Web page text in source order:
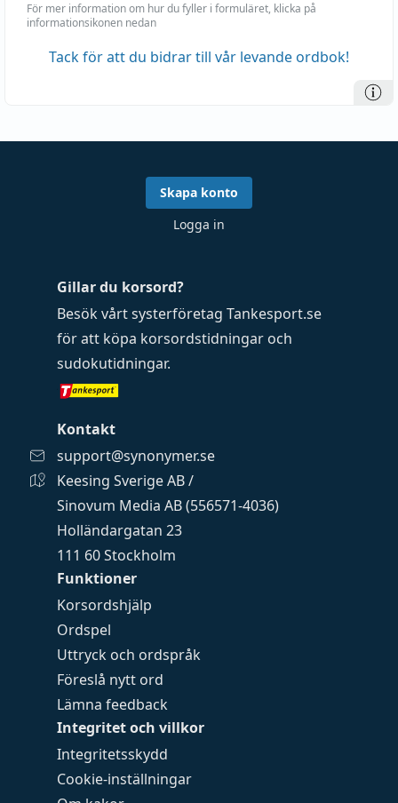
För mer information om hur du fyller i formuläret, klicka på
informationsikonen nedan
Tack för att du bidrar till vår levande ordbok!
Funktioner
Korsordshjälp
Ordspel
Uttryck och ordspråk
Föreslå nytt ord
Lämna feedback
Integritet och villkor
Integritetsskydd
Cookie-inställningar
Gillar du korsord?
Besök vårt systerföretag Tankesport.se
för att köpa korsordstidningar och
sudokutidningar.
Kontakt
support@synonymer.se
Keesing Sverige AB /
Sinovum Media AB (556571-4036)
Holländargatan 23
111 60 Stockholm
Skapa konto
Logga in